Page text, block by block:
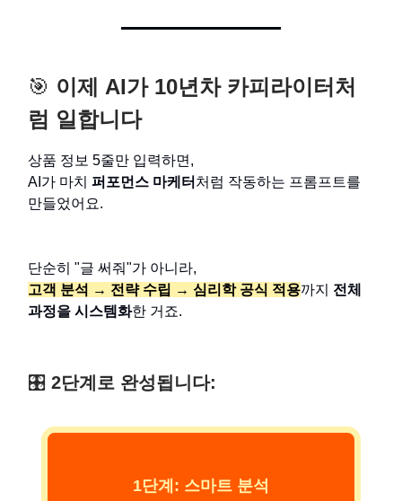
🎯 이제 AI가 10년차 카피라이터처
럼 일합니다
상품 정보 5줄만 입력하면,
AI가 마치 퍼포먼스 마케터 처럼 작동하는 프롬프트를
만들었어요.
단순히 "글 써줘"가 아니라,
고객 분석 → 전략 수립 → 심리학 공식 적용까지 전체
과정을 시스템화한 거죠.
🎛️ 2단계로 완성됩니다:
1단계: 스마트 분석